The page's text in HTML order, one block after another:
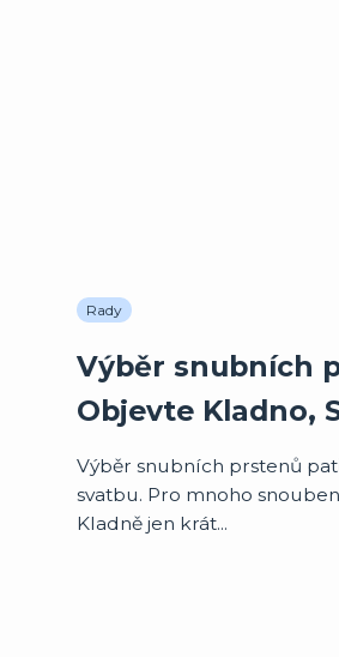
Rady
Výběr snubních
Objevte Kladno,
Výběr snubních prstenů
svatbu. Pro mnoho
Kladně jen krát...